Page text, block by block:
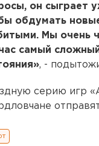
он сыграет
обдумать
Мы очень
самый
, -
серию игр